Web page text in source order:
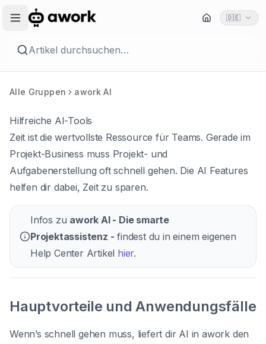
🇩🇪
Artikel durchsuchen…
Alle Gruppen awork AI
Hilfreiche AI-Tools
Zeit ist die wertvollste Ressource für Teams. Gerade im
Projekt-Business muss Projekt- und
Aufgabenerstellung oft schnell gehen. Die AI Features
helfen dir dabei, Zeit zu sparen.
Infos zu awork AI - Die smarte
Projektassistenz - findest du in einem eigenen
Help Center Artikel hier.
Hauptvorteile und Anwendungsfälle
Wenn’s schnell gehen muss, liefert dir AI in awork den